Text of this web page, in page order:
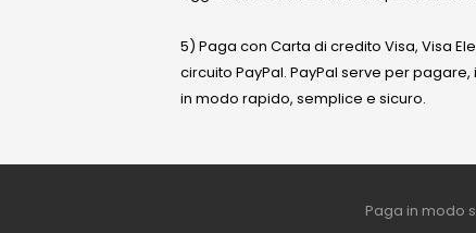
5) Paga con Carta di credito Visa, Visa
circuito PayPal. PayPal serve per
in modo rapido, semplice e sicuro.
Paga in modo